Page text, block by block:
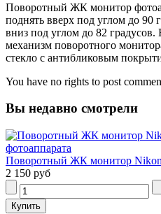
Поворотный ЖК монитор
поднять вверх под углом до 90
вниз под углом до 82
механизм поворотного
стекло с антибликовым
You have no rights to post
Вы недавно смотрели
Поворотный ЖК монитор
2 150 руб